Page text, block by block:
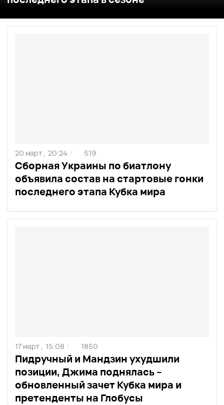
Сборная Украины по биатлону
объявила состав на стартовые гонки
последнего этапа Кубка мира
20 март , 20:24 / 519
Пидручный и Мандзин ухудшили
позиции, Джима поднялась –
обновленный зачет Кубка мира и
претенденты на Глобусы
17 март , 15:08 / 1850